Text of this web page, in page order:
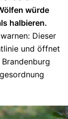
würde
halbieren.
Dieser
und öffnet